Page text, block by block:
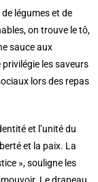
légumes et de
on trouve le tô,
sauce aux
les saveurs
lors des repas
et l’unité du
et la paix. La
», souligne les